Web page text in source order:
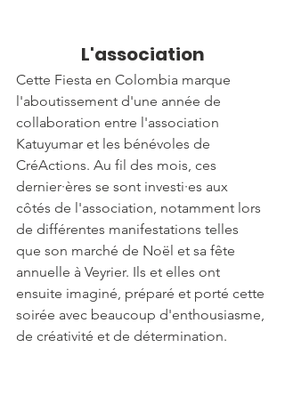
L'association
Cette Fiesta en Colombia marque
l'aboutissement d'une année de
collaboration entre l'association
Katuyumar et les bénévoles de
CréActions. Au fil des mois, ces
dernier·ères se sont investi·es aux
côtés de l'association, notamment lors
de différentes manifestations telles
que son marché de Noël et sa fête
annuelle à Veyrier. Ils et elles ont
ensuite imaginé, préparé et porté cette
soirée avec beaucoup d'enthousiasme,
de créativité et de détermination.